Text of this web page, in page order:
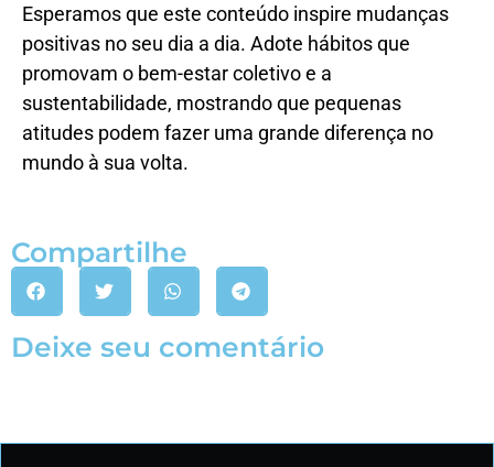
Esperamos que este conteúdo inspire mudanças
positivas no seu dia a dia. Adote hábitos que
promovam o bem-estar coletivo e a
sustentabilidade, mostrando que pequenas
atitudes podem fazer uma grande diferença no
mundo à sua volta.
Compartilhe
Deixe seu comentário